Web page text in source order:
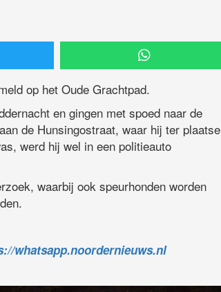
op het Oude Grachtpad.
en gingen met spoed naar de
de Hunsingostraat, waar hij ter plaatse
werd hij wel in een politieauto
waarbij ook speurhonden worden
whatsapp.noordernieuws.nl